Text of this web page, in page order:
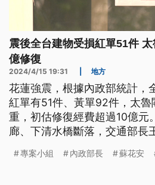
震後全台建物受損紅單51件
億修復
2024/4/15 19:31 地方
花蓮強震，根據內政部統計，
紅單有51件、黃單92件，太魯
重，初估修復經費超過10億元
廊、下清水橋斷落，交通部長
2.5公里短隧道改成10.2公里
專案小組 內政部長 蘇花安